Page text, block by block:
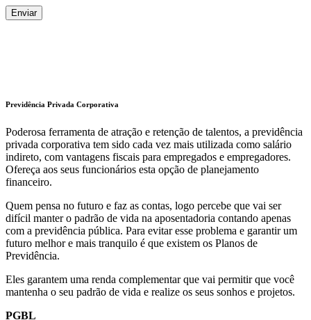
Previdência Privada Corporativa
Poderosa ferramenta de atração e retenção de talentos, a previdência
privada corporativa tem sido cada vez mais utilizada como salário
indireto, com vantagens fiscais para empregados e empregadores.
Ofereça aos seus funcionários esta opção de planejamento
financeiro.
Quem pensa no futuro e faz as contas, logo percebe que vai ser
difícil manter o padrão de vida na aposentadoria contando apenas
com a previdência pública. Para evitar esse problema e garantir um
futuro melhor e mais tranquilo é que existem os Planos de
Previdência.
Eles garantem uma renda complementar que vai permitir que você
mantenha o seu padrão de vida e realize os seus sonhos e projetos.
PGBL